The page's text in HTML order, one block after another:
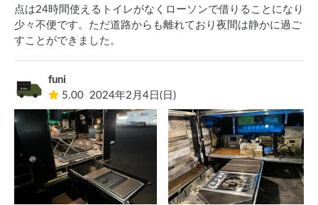
点は24時間使えるトイレがなくローソンで借りることになり
少々不便です。ただ道路からも離れており夜間は静かに過ご
funi
5.00 2024年2月4日(日)